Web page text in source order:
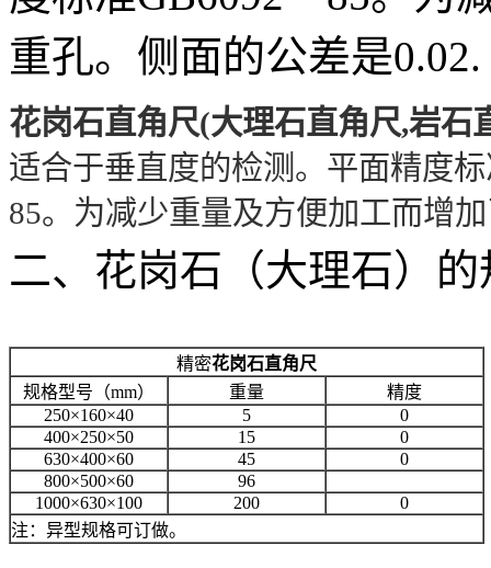
重孔。侧面的公差是0.02.
花岗石直角尺(大理石直角尺,岩石
适合于垂直度的检测。平面精度
85。为减少重量及方便加工而增
二、花岗石（大理石）
精密花岗石直角尺
规格型号（mm）
重量
精度
250×160×40
5
0
400×250×50
15
0
630×400×60
45
0
800×500×60
96
1000×630×100
200
0
注：异型规格可订做。